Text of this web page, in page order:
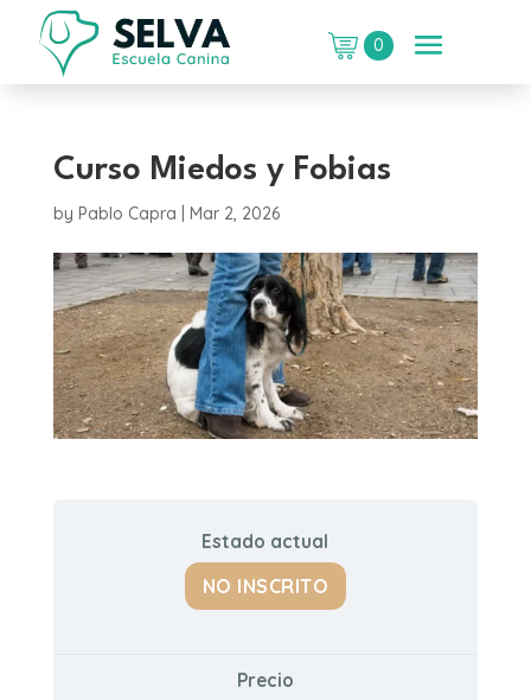
0
Curso Miedos y Fobias
by Pablo Capra Mar 2, 2026
Estado actual
NO INSCRITO
Precio